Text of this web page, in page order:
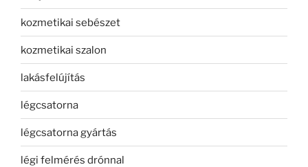
kozmetikai sebészet
kozmetikai szalon
lakásfelújítás
légcsatorna
légcsatorna gyártás
légi felmérés drónnal